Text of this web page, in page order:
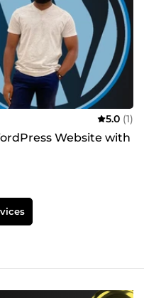
5.0 (1)
Website with